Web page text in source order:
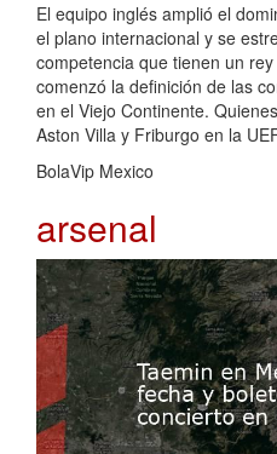
El equipo inglés amplió el
el plano internacional y se
competencia que tienen un
comenzó la definición de las
en el Viejo Continente.
Aston Villa y Friburgo en la
BolaVip Mexico
arsenal